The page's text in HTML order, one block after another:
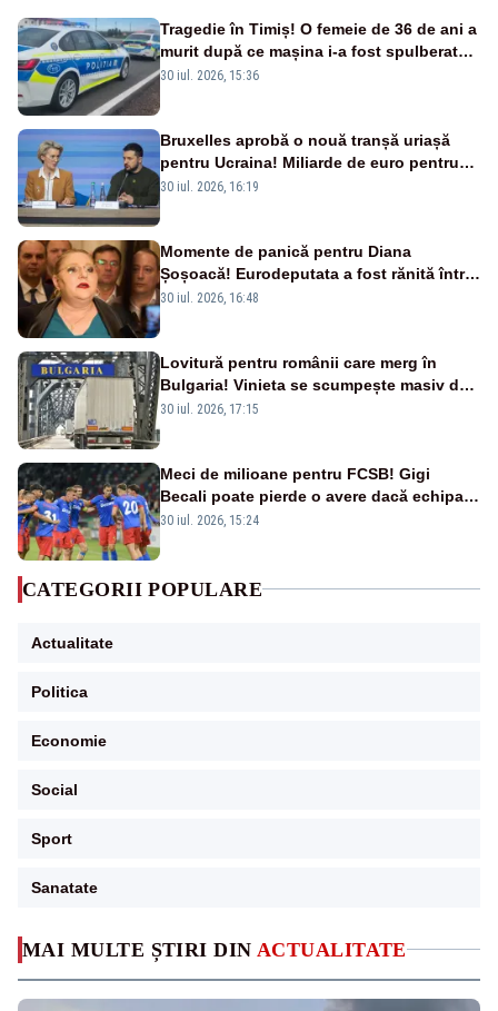
MAI MULTE ȘTIRI DIN ACTUALITATE
Tragedie în Timiș! O femeie de 36 de ani a
murit după ce mașina i-a fost spulberată
de tren
30 iul. 2026, 15:36
Bruxelles aprobă o nouă tranșă uriașă
pentru Ucraina! Miliarde de euro pentru
armament și apărare
30 iul. 2026, 16:19
Momente de panică pentru Diana
Șoșoacă! Eurodeputata a fost rănită într-
un accident rutier
30 iul. 2026, 16:48
Lovitură pentru românii care merg în
Bulgaria! Vinieta se scumpește masiv de
la 1 august
30 iul. 2026, 17:15
Meci de milioane pentru FCSB! Gigi
Becali poate pierde o avere dacă echipa
este eliminată de FK Auda
30 iul. 2026, 15:24
CATEGORII POPULARE
Actualitate
Politica
Economie
Social
Sport
Sanatate